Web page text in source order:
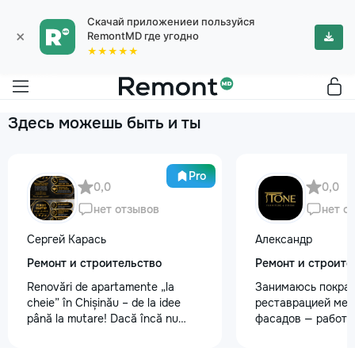
×
Скачай приложениеи пользуйся
RemontMD где угодно
★★★★★
Здесь можешь быть и ты
Pro
0,0
нет отзывов
Сергей Карась
Ремонт и строительство
Renovări de apartamente „la
cheie” în Chișinău – de la idee
până la mutare! Dacă încă nu
0,0
нет
Александр
Ремонт и
Занимаюсь
реставрацией
фасадов —